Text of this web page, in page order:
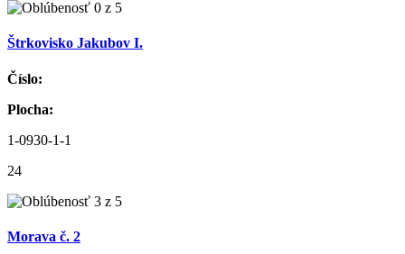
Štrkovisko Jakubov I.
Číslo:
Plocha:
1-0930-1-1
24
Morava č. 2